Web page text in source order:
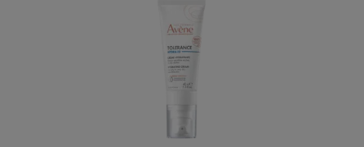
Hydraterende
Crème